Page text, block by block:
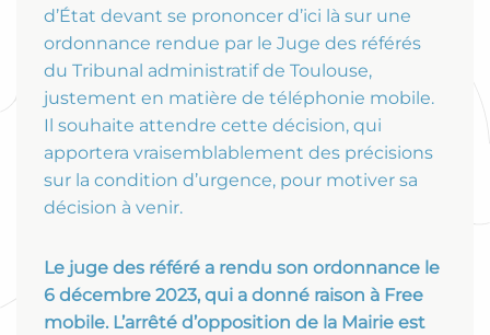
d’État devant se prononcer d’ici là sur une
ordonnance rendue par le Juge des référés
du Tribunal administratif de Toulouse,
justement en matière de téléphonie mobile.
Il souhaite attendre cette décision, qui
apportera vraisemblablement des précisions
sur la condition d’urgence, pour motiver sa
décision à venir.
Le juge des référé a rendu son ordonnance le
6 décembre 2023, qui a donné raison à Free
mobile. L’arrêté d’opposition de la Mairie est